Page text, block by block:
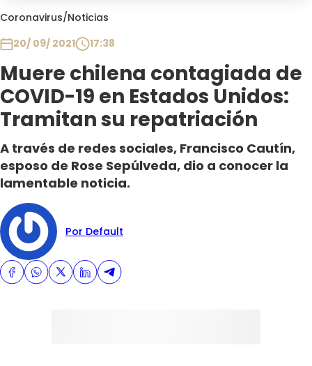
Coronavirus/Noticias
20/ 09/ 2021
17:38
Muere chilena contagiada de
COVID-19 en Estados Unidos:
Tramitan su repatriación
A través de redes sociales, Francisco Cautín,
esposo de Rose Sepúlveda, dio a conocer la
lamentable noticia.
Por Default
Club De La Comedia
Plan Perfecto
El Tiempo
Sabingo
Todos Los Programas